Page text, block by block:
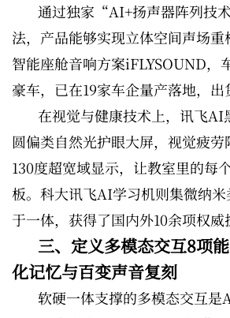
通过独家“AI+扬声器阵列技
法，产品能够实现立体空间声场
智能座舱音响方案iFLYSOUND，
豪车，已在19家车企量产落地，出
在视觉与健康技术上，讯飞AI
圆偏类自然光护眼大屏，视觉疲
130度超宽域显示，让教室里的每
板。科大讯飞AI学习机则集微纳
于一体，获得了国内外10余项权威
三、定义多模态交互8项
化记忆与百变声音复刻
软硬一体支撑的多模态交互是